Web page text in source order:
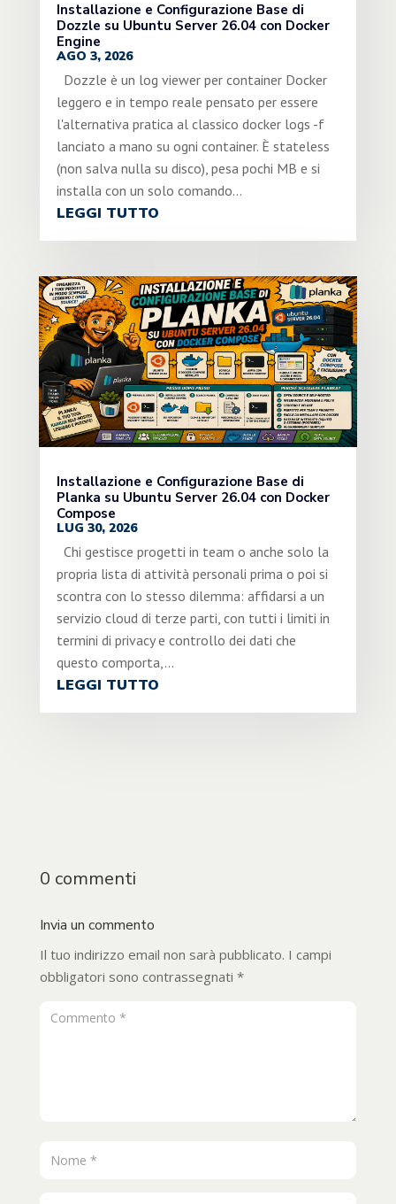
Installazione e Configurazione Base di
Dozzle su Ubuntu Server 26.04 con Docker
Engine
AGO 3, 2026
Dozzle è un log viewer per container Docker
leggero e in tempo reale pensato per essere
l'alternativa pratica al classico docker logs -f
lanciato a mano su ogni container. È stateless
(non salva nulla su disco), pesa pochi MB e si
installa con un solo comando...
LEGGI TUTTO
Installazione e Configurazione Base di
Planka su Ubuntu Server 26.04 con Docker
Compose
LUG 30, 2026
Chi gestisce progetti in team o anche solo la
propria lista di attività personali prima o poi si
scontra con lo stesso dilemma: affidarsi a un
servizio cloud di terze parti, con tutti i limiti in
termini di privacy e controllo dei dati che
questo comporta,...
LEGGI TUTTO
0 commenti
Invia un commento
Il tuo indirizzo email non sarà pubblicato. I campi
obbligatori sono contrassegnati *